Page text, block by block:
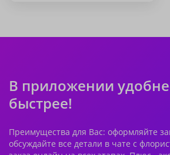
В приложении
быстрее!
Преимущества для Вас: оформляйте
обсуждайте все детали в чате с